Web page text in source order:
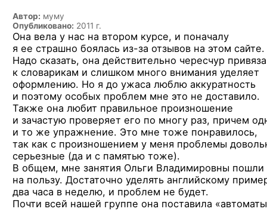
Автор: муму
Опубликовано: 2011 г.
Она вела у нас на втором курсе, и поначалу
я ее страшно боялась из-за отзывов на этом сайте.
Надо сказать, она действительно чересчур
к словарикам и слишком много внимания уделяет
оформлению. Но я до ужаса люблю аккуратность
и поэтому особых проблем мне это не доставило.
Также она любит правильное произношение
и зачастую проверяет его по многу раз, причем
и то же упражнение. Это мне тоже понравилось,
так как с произношением у меня проблемы
серьезные (да и с памятью тоже).
В общем, мне занятия Ольги Владимировны пошли
на пользу. Достаточно уделять английскому
два часа в неделю, и проблем не будет.
Почти всей нашей группе она поставила